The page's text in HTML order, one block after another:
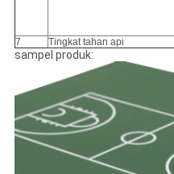
7 Tingkat tahan api
sampel produk: